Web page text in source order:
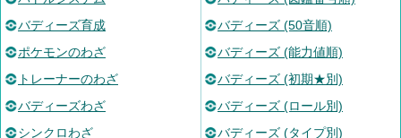
バディーズ育成
ポケモンのわざ
トレーナーのわざ
バディーズわざ
シンクロわざ
バディーズ (50音順)
バディーズ (能力値順)
バディーズ (初期★別)
バディーズ (ロール別)
バディーズ (タイプ別)